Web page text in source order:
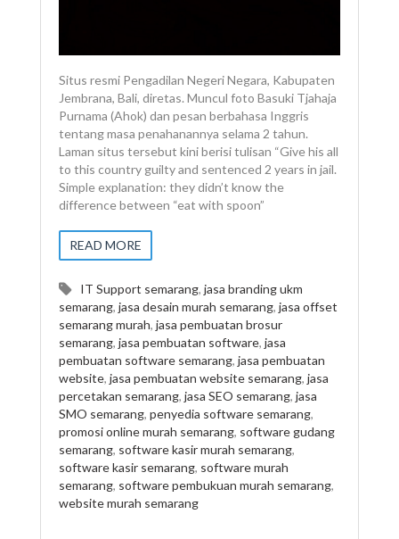
Situs resmi Pengadilan Negeri Negara, Kabupaten
Jembrana, Bali, diretas. Muncul foto Basuki Tjahaja
Purnama (Ahok) dan pesan berbahasa Inggris
tentang masa penahanannya selama 2 tahun.
Laman situs tersebut kini berisi tulisan “Give his all
to this country guilty and sentenced 2 years in jail.
Simple explanation: they didn’t know the
difference between “eat with spoon”
READ MORE
IT Support semarang, jasa branding ukm
semarang, jasa desain murah semarang, jasa offset
semarang murah, jasa pembuatan brosur
semarang, jasa pembuatan software, jasa
pembuatan software semarang, jasa pembuatan
website, jasa pembuatan website semarang, jasa
percetakan semarang, jasa SEO semarang, jasa
SMO semarang, penyedia software semarang,
promosi online murah semarang, software gudang
semarang, software kasir murah semarang,
software kasir semarang, software murah
semarang, software pembukuan murah semarang,
website murah semarang